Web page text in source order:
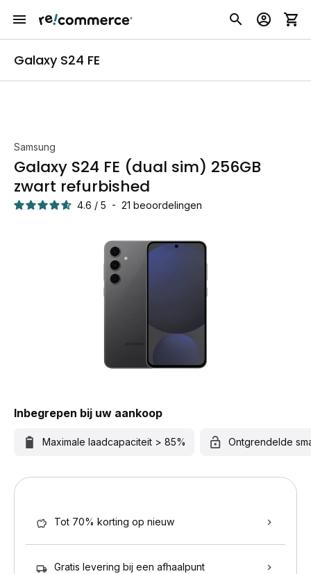
Galaxy S24 FE
Samsung
Galaxy S24 FE (dual sim) 256GB
zwart refurbished
4.6 / 5 - 21 beoordelingen
Inbegrepen bij uw aankoop
Maximale laadcapaciteit > 85% Ontgrendelde
Tot 70% korting op nieuw
Gratis levering bij een afhaalpunt